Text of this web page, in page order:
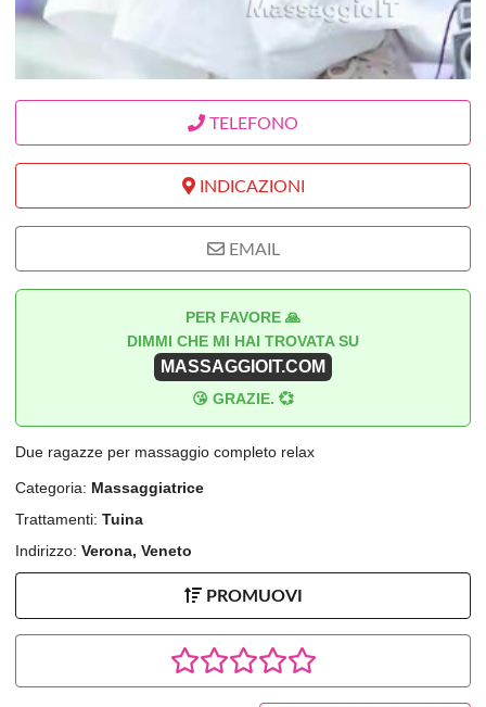
TELEFONO
INDICAZIONI
EMAIL
PER FAVORE 🙏
DIMMI CHE MI HAI TROVATA SU
MASSAGGIOIT.COM
😘 GRAZIE. 💞
Due ragazze per massaggio completo relax
Categoria: Massaggiatrice
Trattamenti: Tuina
Indirizzo: Verona, Veneto
PROMUOVI